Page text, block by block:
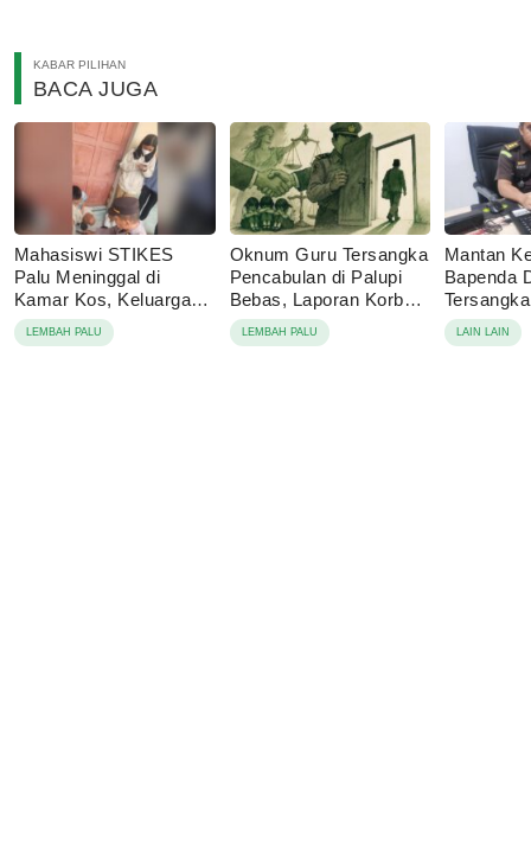
KABAR PILIHAN
BACA JUGA
Mahasiswi STIKES
Palu Meninggal di
Kamar Kos, Keluarga
Tolak Autopsi
LEMBAH PALU
Oknum Guru Tersangka
Pencabulan di Palupi
Bebas, Laporan Korban
Berujung Damai
LEMBAH PALU
Mantan
Bapenda
Korupsi
LAIN LAIN